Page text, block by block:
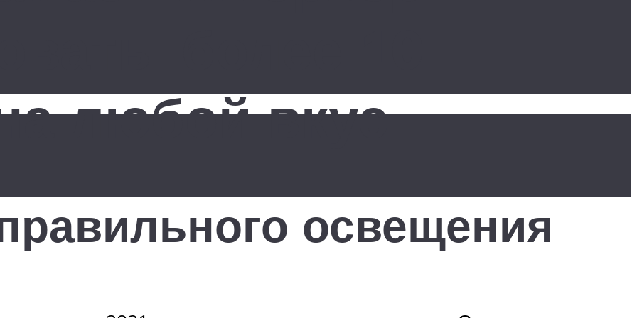
более 10
любой вкус
освещения